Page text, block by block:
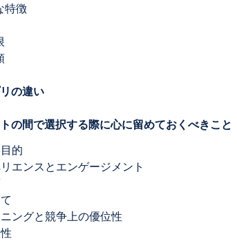
特徴
の違い
の間で選択する際に心に留めておくべきこと
的
エンスとエンゲージメント
ングと競争上の優位性